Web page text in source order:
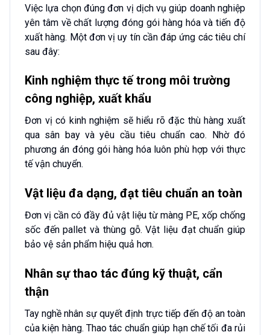
Việc lựa chọn đúng đơn vị dịch vụ giúp doanh nghiệp
yên tâm về chất lượng đóng gói hàng hóa và tiến độ
xuất hàng. Một đơn vị uy tín cần đáp ứng các tiêu chí
sau đây:
Kinh nghiệm thực tế trong môi trường
công nghiệp, xuất khẩu
Đơn vị có kinh nghiệm sẽ hiểu rõ đặc thù hàng xuất
qua sân bay và yêu cầu tiêu chuẩn cao. Nhờ đó
phương án đóng gói hàng hóa luôn phù hợp với thực
tế vận chuyển.
Vật liệu đa dạng, đạt tiêu chuẩn an toàn
Đơn vị cần có đầy đủ vật liệu từ màng PE, xốp chống
sốc đến pallet và thùng gỗ. Vật liệu đạt chuẩn giúp
bảo vệ sản phẩm hiệu quả hơn.
Nhân sự thao tác đúng kỹ thuật, cẩn
thận
Tay nghề nhân sự quyết định trực tiếp đến độ an toàn
của kiện hàng. Thao tác chuẩn giúp hạn chế tối đa rủi